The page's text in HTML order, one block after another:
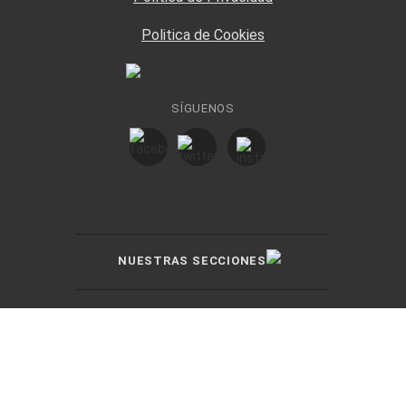
Politica de Cookies
SÍGUENOS
NUESTRAS SECCIONES